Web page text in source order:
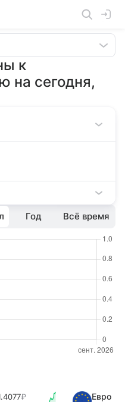
к
на сегодня,
Год Всё время
₽
Евро